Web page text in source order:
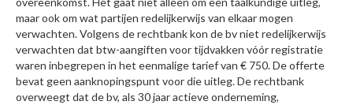
maar ook om wat partijen redelijkerwijs van elkaar mogen
verwachten. Volgens de rechtbank kon de bv niet redelijkerwijs
verwachten dat btw-aangiften voor tijdvakken vóór registratie
waren inbegrepen in het eenmalige tarief van € 750. De offerte
bevat geen aanknopingspunt voor die uitleg. De rechtbank
overweegt dat de bv, als 30 jaar actieve onderneming,